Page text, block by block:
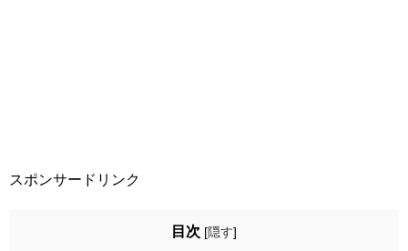
スポンサードリンク
目次 [隠す]